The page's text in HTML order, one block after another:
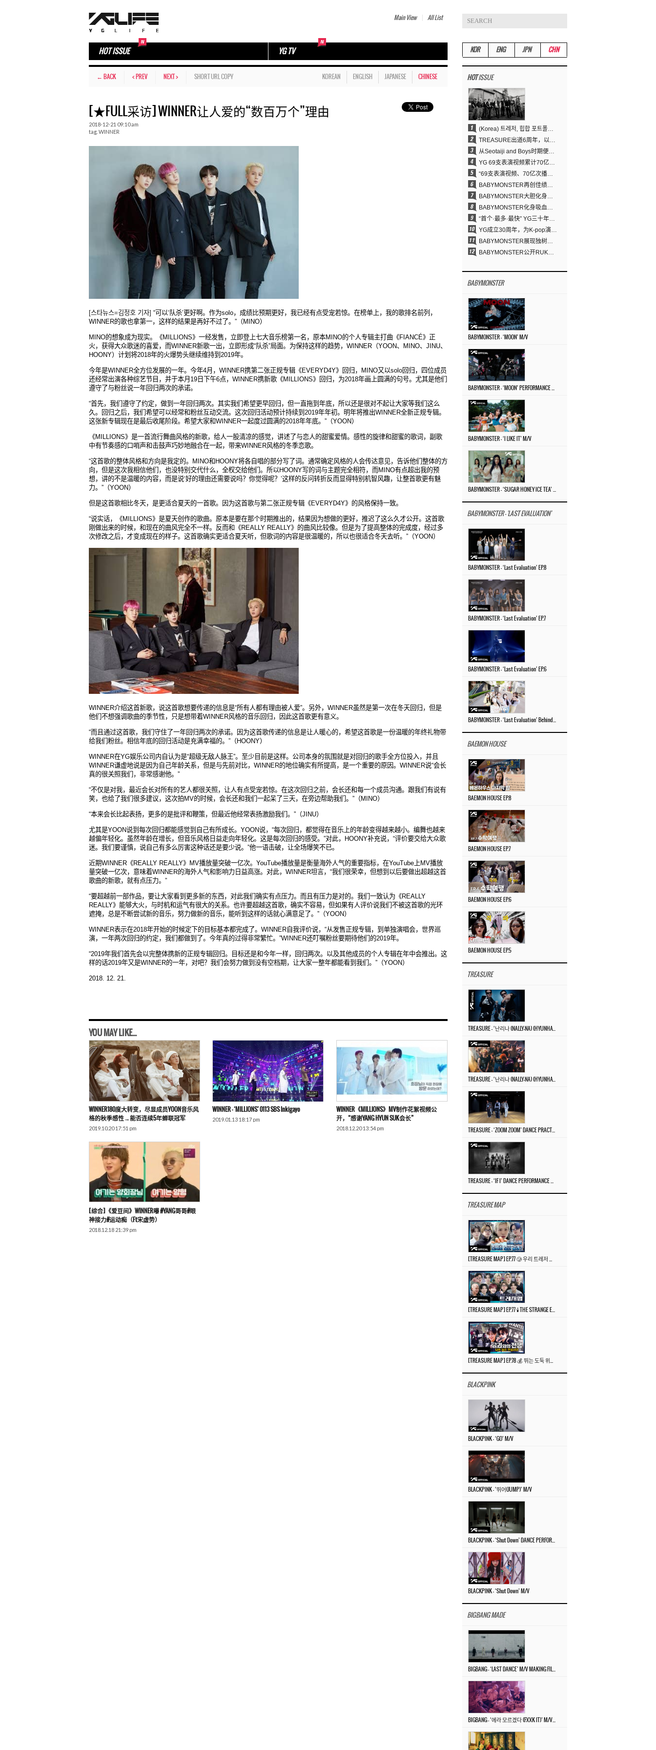
Main View All List
HOT ISSUE YG TV
← BACK < PREV NEXT > SHORT URL COPY KOREAN ENGLISH JAPANESE CHINESE
[★FULL采访] WINNER让人爱的“数百万个”理由
2018-12-21 09:10 am
tag. WINNER
[스타뉴스=김정호 기자] “可以‘ 队杀’ 更好啊。作为solo，成绩比预期更好，我已经有点受宠若惊。在榜单上，我的歌排名前列，
WINNER的歌也拿第一， 这样的结果是再好不过了。 ” （ MINO）
MINO的想象成为现实。《MILLIONS》一经发售，立即登上七大音乐榜第一名，原本MINO的个人专辑主打曲《FIANCÉ》正
火， 获得大众歌迷的喜爱，而WINNER新歌一出，立 即形成“ 队杀”局面。 为保持这样的趋势， WINNER （YOON、 MINO、 JINU、
HOONY） 计划将2018年的火爆势头继续维持到 2019年。
今年是WINNER全方位发展的一年。今年4月， WINNER携第二张正规专辑《EVERYD4Y》回 归， MINO又以solo 回 归，四位成员
还经常出演各种综艺节目，并于本月 19 日下午6点， WINNER携新歌《MILLIONS》回 归，为2018年画上 圆满的句号。尤其是他们
遵守了与粉丝说一年回归两次的承诺。
“首先，我们遵守了约定，做到一年回归两次。其实我们希望更早回归，但一直拖到年底，所以还是很对不起让大家等我们这么
久。回归之后，我们希望可以经常和粉丝互动交流。这次回归活动预计持续到 2019年年初。明年将推出WINNER全新正规专辑。
这张新专辑现在是最后收尾阶段。希望大家和WINNER一起度过圆满的2018年年底。 ” （YOON）
《MILLIONS》是一首流行舞曲风格的新歌，给人一股清凉的感觉，讲述了与恋人的甜蜜爱情。感性的旋律和甜蜜的歌词，副歌
中有节奏感的口哨声和击鼓声巧妙地融合在一起，带来WINNER风格的冬季恋歌。
“这首歌的整体风格和方向是我定的。 MINO和 HOONY将各自唱的部分写了词。通常确定风格的人会传达意见，告诉他们整体的方
向，但是这次我相信他们，也没特别交代什么，全权交给他们。所以HOONY写的词与主题完全相符，而 MINO有点超出我的预
想，讲的不是温暖的内容，而是说‘好的理由还需要说吗？你觉得呢？ ’这样的反问转折反而显得特别机智风趣，让整首歌更有魅
力。 ” （YOON）
但是这首歌相比冬天，是更适合夏天的一首歌。因为这首歌与第二张正规专辑《EVERYD4Y》的风格保持一致。
“说实话，《MILLIONS》是夏天创作的歌曲。原本是要在那个时期推出的，结果因为想做的更好，推迟了这么久才公开。这首歌
刚做出来的时候，和现在的曲风完全不一样。反而和《REALLY REALLY》的曲风比较像。但是为了提高整体的完成度，经过多
次修改之后，才变成现在的样子。这首歌确实更适合夏天听，但歌词的内容是很温暖的，所以也很适合冬天去听。 ” （YOON）
WINNER介绍这首新歌，说这首歌想要传递的信息是“所有人都有理由被人爱”。 另外， WINNER虽然是第一次在冬天回 归，但是
他们不想强调歌曲的季节性，只是想带着WINNER风格的音乐回归，因此这首歌更有意义。
“而且通过这首歌，我们守住了一年回归两次的承诺。因为这首歌传递的信息是让人暖心的，希望这首歌是一份温暖的年终礼物带
给我们粉丝。相信年底的回归活动是充满幸福的。 ” （ HOONY）
WINNER在YG娱乐公司内自认为是“超级无敌人脉王”。至少目前是这样。公司本身的氛围就是对回归的歌手全方位投入，并且
WINNER谦虚地说是因为自己年龄关系，但是与先前对比， WINNER的地位确实有所提高，是一个重要的原因。 WINNER说“会长
真的很关照我们，非常感谢他。 ”
“不仅是对我，最近会长对所有的艺人都很关照，让人有点受宠若惊。在这次回归之前，会长还和每一个成员沟通。跟我们有说有
笑，也给了我们很多建议，这次拍MV的时候，会长还和我们一起呆了三天，在旁边帮助我们。 ” （ MINO）
“本来会长比起表扬，更多的是批评和鞭策，但最近他经常表扬激励我们。 ” （JINU）
尤其是YOON说到每次回归都能感觉到自己有所成长。 YOON说， “每次回 归，都觉得在音乐上的年龄变得越来越小。编舞也越来
越偏年轻化。虽然年龄在增长，但音乐风格日益走向年轻化。这是每次回归的感受。 ”对此， HOONY补充说， “评价要交给大众歌
迷。我们要谨慎，说自己有多么厉害这种话还是要少说。 ”他一语击破，让全场爆笑不已。
近期WINNER 《REALLY REALLY》 MV播放量突破一亿次。 YouTube播放量是衡量海外人气的重要指标，在YouTube 上 MV播放
量突破一亿次，意味着WINNER的海外人气和影响力日益高涨。对此， WINNER坦言， “我们很荣幸，但想到以后要做出超越这首
歌曲的新歌，就有点压力。 ”
“要超越前一部作品，要让大家看到更多新的东西，对此我们确实有点压力。而且有压力是对的。我们一致认为《REALLY
REALLY》能够大火，与 时机和运气有很大的关系。也许要超越这首歌，确实不容易，但如果有人评价说我们不被这首歌的光环
遮掩，总是不断尝试新的音乐，努力做新的音乐，能听到这样的话就心满意足了。 ” （YOON）
WINNER表示在2018年开始的时候定下的目标基本都完成了。 WINNER 自我评价说， “从发售正规专辑，到单独演唱会，世界巡
演，一年两次回归的约定，我们都做到了。今年真的过得非常繁忙。 ”WINNER还叮嘱粉丝要期待他们的2019年。
“2019年我们首先会以完整体携新的正规专辑回归。目标还是和今年一样，回归两次。以及其他成员的个人专辑在年中会推出。这
样的话2019年又是WINNER的一年， 对吧？我们会努力做到没有空档期，让大家一整年都能看到我们。 ” （YOON）
2018. 12. 21.
YOU MAY LIKE...
WINNER180度大转变，尽显成员YOON音乐风
格的秋季感性→能否连续5年蝉联冠军
2019.10.20 17:51 pm
WINNER – ‘MILLIONS’ 0113 SBS Inkigayo
2019.01.13 18:17 pm
WINNER《MILLIONS》MV制作花絮视频公
开，“感谢YANG HYUN SUK会长”
2018.12.20 13:54 pm
[综合]《爱豆间》WINNER曝 #YANG哥哥#眼
神接力#运动痴（ft宋虚势）
2018.12.18 21:39 pm
KOR ENG JPN CHN
HOTISSUE
(Korea) 트레저, 힙합 포트폴리오 승부수 통했다…데뷔 6주년 새 도약
TREASURE出道6周年，以压倒性实力证明“YG之宝”的真正价值
从Seotaiji and Boys时期便拥有的舞蹈DNA……YANG HYUN SUK开创YG Performance Video 70亿播放神话
YG 69支表演视频累计70亿次播放……YANG HYUN SUK制作理念奏效
“69支表演视频、70亿次播放的奇迹” YANG HYUN SUK为何100%亲自打造YG表演视频
BABYMONSTER再创佳绩……直登YouTube全球趋势榜第一名
BABYMONSTER大胆化身吸血鬼，直冲YouTube全球趋势榜第一
BABYMONSTER化身吸血鬼……《MOON》为三个月企划收官
“首个·最多·最快” YG三十年坚守铸就K-pop巡演新格局
YG成立30周年，为K-pop演出界留下了什么？
BABYMONSTER展现独树一帜的视觉魅力与超强驾驭力……《MOON》
BABYMONSTER公开RUKA、CHIQUITA《MOON》视觉照 展现克制魅力与独特视觉风格
BABYMONSTER
BABYMONSTER – ‘MOON’ M/V
BABYMONSTER – ‘I LIKE IT’ M/V
BABYMONSTER - 'LAST EVALUATION'
BABYMONSTER – ‘Last Evaluation’ EP.8
BABYMONSTER – ‘Last Evaluation’ EP.7
BABYMONSTER – ‘Last Evaluation’ EP.6
BAEMON HOUSE
BAEMON HOUSE EP.8
BAEMON HOUSE EP.7
BAEMON HOUSE EP.6
BAEMON HOUSE EP.5
TREASURE
TREASURE – ‘난리나 (NALLY-NA) (HYUNHAYO)’ DANCE PERFORMANCE VIDEO
TREASURE – ‘난리나 (NALLY-NA) (HYUNHAYO)’ M/V
TREASURE MAP
BLACKPINK
BLACKPINK – ‘GO’ M/V
BLACKPINK – ‘뛰어(JUMP)’ M/V
BLACKPINK – ‘Shut Down’ M/V
BIGBANG MADE